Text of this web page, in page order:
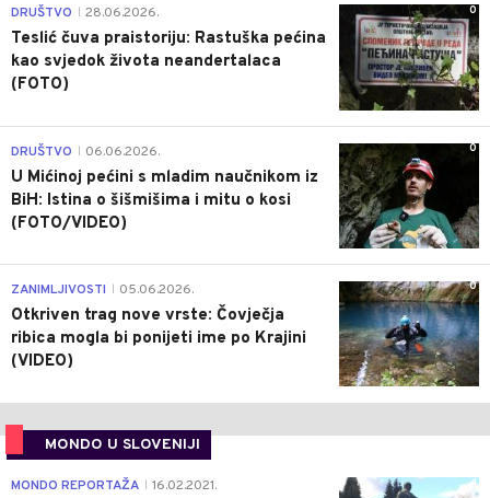
0
DRUŠTVO 28.06.2026.
Teslić čuva praistoriju: Rastuška pećina
kao svjedok života neandertalaca
(FOTO)
0
DRUŠTVO 06.06.2026.
U Mićinoj pećini s mladim naučnikom iz
BiH: Istina o šišmišima i mitu o kosi
(FOTO/VIDEO)
0
ZANIMLJIVOSTI 05.06.2026.
Otkriven trag nove vrste: Čovječja
ribica mogla bi ponijeti ime po Krajini
(VIDEO)
MONDO U SLOVENIJI
4
MONDO REPORTAŽA 16.02.2021.